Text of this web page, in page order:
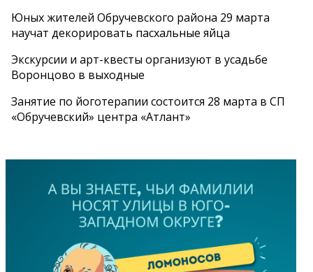
Юных жителей Обручевского района 29 марта
научат декорировать пасхальные яйца
Экскурсии и арт-квесты организуют в усадьбе
Воронцово в выходные
Занятие по йоготерапии состоится 28 марта в СП
«Обручевский» центра «Атлант»